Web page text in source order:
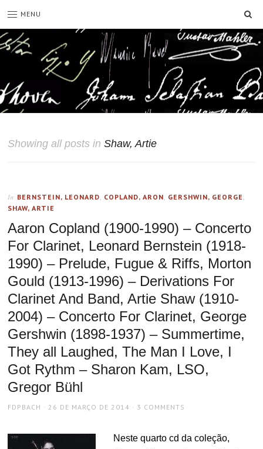
MENU
Showing all posts inShaw, Artie
In BERNSTEIN, LEONARD, COPLAND, ARON, GERSHWIN, GEORGE ,
SHAW, ARTIE
Aaron Copland (1900-1990) – Concerto
For Clarinet, Leonard Bernstein (1918-
1990) – Prelude, Fugue & Riffs, Morton
Gould (1913-1996) – Derivations For
Clarinet And Band, Artie Shaw (1910-
2004) – Concerto For Clarinet, George
Gershwin (1898-1937) – Summertime,
They all Laughed, The Man I Love, I
Got Rythm – Sharon Kam, LSO,
Gregor Bühl
AUTHOR
FDPBACH
POSTED
26 DE MARÇO DE 2014 3 COMMENTS
Neste quarto cd da coleção,